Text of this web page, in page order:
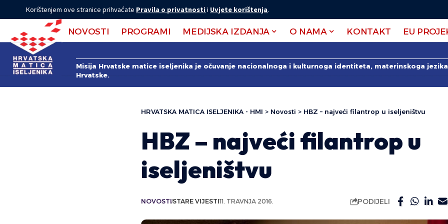
Korištenjem ove stranice prihvaćate Pravila o privatnostii Uvjete korištenja.
NOVOSTI PROGRAMI MEDIJSKA IZDANJA O NAMA KONTAKT EU
Misija Hrvatske matice iseljenika je očuvanje nacionalnoga i kulturnoga identiteta, materinskoga
Hrvatske.
HRVATSKA MATICA ISELJENIKA - HMI > Novosti > HBZ – najveći filantrop u iseljeništvu
HBZ – najveći filantrop u
iseljeništvu
NOVOSTISTARE VIJESTI11. TRAVNJA 2016. PODIJELI